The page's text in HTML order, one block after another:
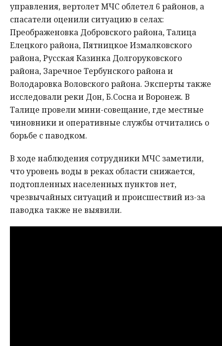
управления, вертолет МЧС облетел 6 районов, а
спасатели оценили ситуацию в селах:
Преображеновка Добровского района, Талица
Елецкого района, Пятницкое Измалковского
района, Русская Казинка Долгоруковского
района, Заречное Тербунского района и
Володаровка Воловского района. Эксперты также
исследовали реки Дон, Б.Сосна и Воронеж. В
Талице провели мини-совещание, где местные
чиновники и оперативные службы отчитались о
борьбе с паводком.
В ходе наблюдения сотрудники МЧС заметили,
что уровень воды в реках области снижается,
подтопленных населенных пунктов нет,
чрезвычайных ситуаций и происшествий из-за
паводка также не выявили.